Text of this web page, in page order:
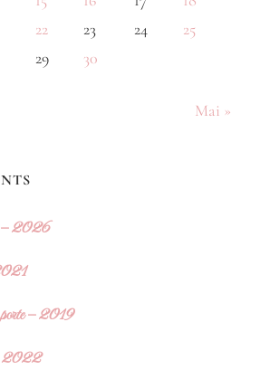
22 23 24
25
29 30
Mai »
– 2026
porte – 2019
2022